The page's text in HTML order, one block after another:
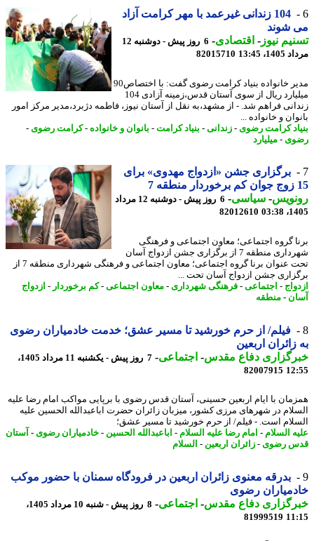
104 زندانی غیرعمد با مهر کرامت آزاد
شوند
نیوز-اقتصادی-
6 روز پیش - دوشنبه 12
13:45
82015710
مدیر خانواده بنیاد کرامت رضوی گفت: با اختصاص90
میلیارد ریال از سوی آستان قدس،زمینه آزادی 104
فراهم شد. - از مشهد،به نقل از آستان نیوز، فاطمه دژبرد،مدیر مرکز امور
و خانواده ...
کرامت رضوی-زندانی- بنیاد کرامت -بانوان و خانواده- کرامت رضوی-
-میلیارد
برگزاری جشن «ازدواج مهدوی» برای
-سیاسی-
6 روز پیش - دوشنبه 12 مرداد
82012610
گروه اجتماعی؛ معاون اجتماعی و فرهنگی
شهرداری منطقه 7 از برگزاری جشن ازدواج آسان
تحت عنوان برنا گروه اجتماعی؛ معاون اجتماعی و فرهنگی شهرداری منطقه 7 از
جشن ازدواج آسان تحت ...
-اجتماعی-فرهنگی شهرداری- معاون اجتماعی-کم برخوردار-ازدواج
-منطقه
فیلم/ از حرم خورشید تا مسیر عشق؛ خدمت خادمیاران رضوی
اربعین
دفاع مقدس-اجتماعی-
7 روز پیش - یکشنبه 11 مرداد 1405،
82007915
با ایام اربعین حسینی، آستان قدس رضوی با برپایی مواکب امام رضا علیه
در شهرهای مرزی کشور، میزبان زائران حضرت اباعبدالله الحسین علیه
است. - فیلم/ از حرم خورشید تا مسیر عشق؛
السلام-امام رضا علیه السلام-اباعبدالله الحسین-خادمیاران رضوی-آستان
رضوی-زائران اربعین -السلام
بدرقه معنوی زائران اربعین در فرودگاه سمنان با حضور موکب
رضوی
دفاع مقدس-اجتماعی-
8 روز پیش - شنبه 10 مرداد 1405،
81999519